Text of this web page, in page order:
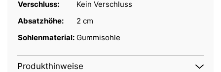
Verschluss:
Kein Verschluss
Absatzhöhe:
2 cm
Sohlenmaterial: Gummisohle
Produkthinweise